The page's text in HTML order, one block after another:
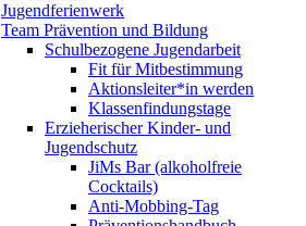
Jugendferienwerk
Team Prävention und Bildung
Schulbezogene Jugendarbeit
Fit für Mitbestimmung
Aktionsleiter*in werden
Klassenfindungstage
Erzieherischer Kinder- und
Jugendschutz
JiMs Bar (alkoholfreie
Cocktails)
Anti-Mobbing-Tag